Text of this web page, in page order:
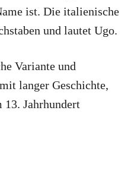
ist. Die italienische
und lautet Ugo.
Variante und
langer Geschichte,
13. Jahrhundert